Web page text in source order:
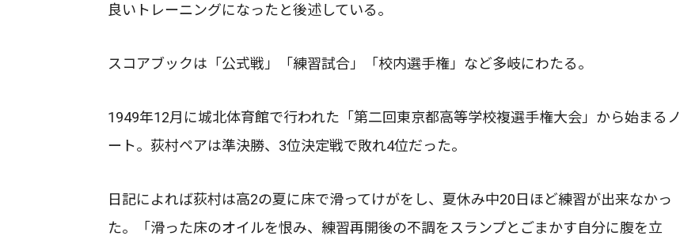
良いトレーニングになったと後述している。
スコアブックは「公式戦」「練習試合」「校内選手権」など多岐にわたる。
1949年12月に城北体育館で行われた「第二回東京都高等学校複選手権大会」から始まるノ
ート。荻村ペアは準決勝、3位決定戦で敗れ4位だった。
日記によれば荻村は高2の夏に床で滑ってけがをし、夏休み中20日ほど練習が出来なかっ
た。「滑った床のオイルを恨み、練習再開後の不調をスランプとごまかす自分に腹を立